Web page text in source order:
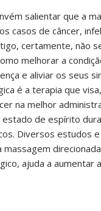
salientar que a
casos de câncer,
certamente, não
melhorar a
e aliviar os seus
é a terapia que
na melhor
de espírito
Diversos estudos
ajuda a aumentar